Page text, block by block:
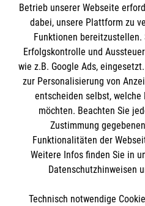
IBAN: DE10 3706 0120
BIC: GENODED 1PA7
Newsletter
Cookies verwalten|AGB|
Betrieb unserer Webseite
dabei, unsere Plattform zu
Funktionen bereitzustellen.
Erfolgskontrolle und
wie z.B. Google Ads,
zur Personalisierung von
entscheiden selbst, welche
möchten. Beachten Sie
Zustimmung
Funktionalitäten der
Weitere Infos finden Sie in
Datenschutzhinweisen
Technisch notwendige